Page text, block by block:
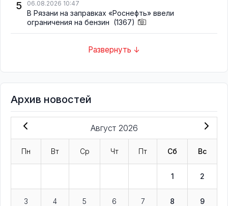
5 06.08.2026 10:47
В Рязани на заправках «Роснефть» ввели
ограничения на бензин (1367)
Развернуть ↓
Архив новостей
Август 2026
Пн Вт Ср Чт Пт Сб Вс
1 2
3 4 5 6 7 8 9